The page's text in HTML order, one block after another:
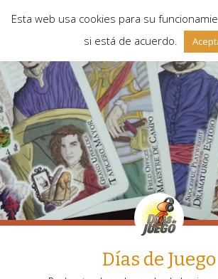
Días de Juego
Esta web usa cookies para su
si está de acuerdo.